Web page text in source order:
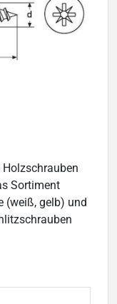
Sortiment
(weiß, gelb) und